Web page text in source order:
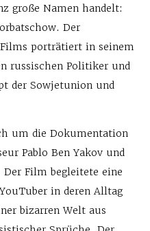
große Namen handelt:
Der
Films porträtiert in seinem
russischen Politiker und
der Sowjetunion und
um die Dokumentation
Pablo Ben Yakov und
Film begleitete eine
in deren Alltag
bizarren Welt aus